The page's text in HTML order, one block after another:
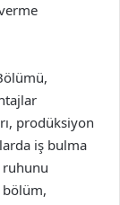
prodüksiyon
iş bulma
ruhunu
bölüm,